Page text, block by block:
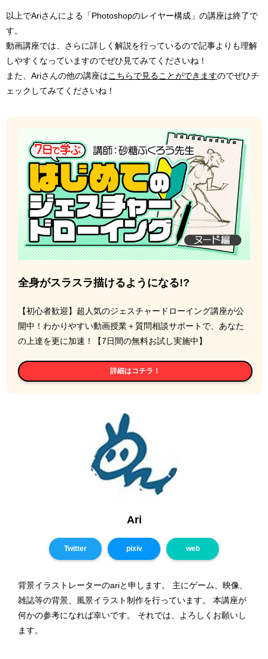
以上でAriさんによる「Photoshopのレイヤー構成」の講座は終了で
す。
動画講座では、さらに詳しく解説を行っているので記事よりも理解
しやすくなっていますのでぜひ見てみてくださいね！
また、Ariさんの他の講座はこちらで見ることができますのでぜひチ
ェックしてみてくださいね！
全身がスラスラ描けるようになる!?
【初心者歓迎】超人気のジェスチャードローイング講座が公
開中！わかりやすい動画授業＋質問相談サポートで、あなた
の上達を更に加速！【7日間の無料お試し実施中】
詳細はコチラ！
Ari
Twitter pixiv web
背景イラストレーターのariと申します。 主にゲーム、映像、
雑誌等の背景、風景イラスト制作を行っています。 本講座が
何かの参考になれば幸いです。 それでは、よろしくお願いし
ます。